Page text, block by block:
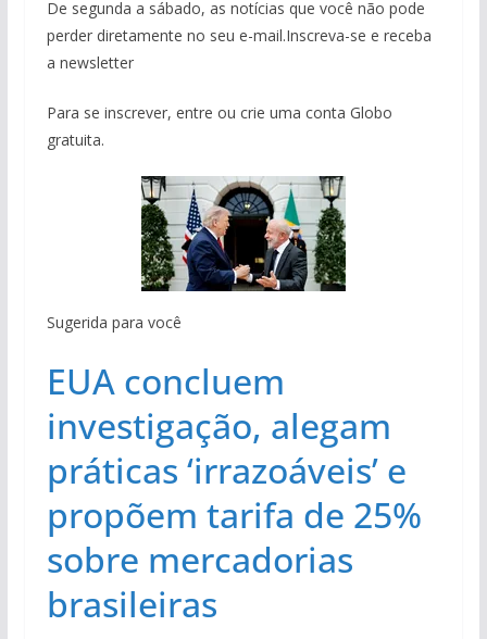
De segunda a sábado, as notícias que você não pode
perder diretamente no seu e-mail.Inscreva-se e receba
a newsletter
Para se inscrever, entre ou crie uma conta Globo
gratuita.
Sugerida para você
EUA concluem
investigação, alegam
práticas ‘irrazoáveis’ e
propõem tarifa de 25%
sobre mercadorias
brasileiras